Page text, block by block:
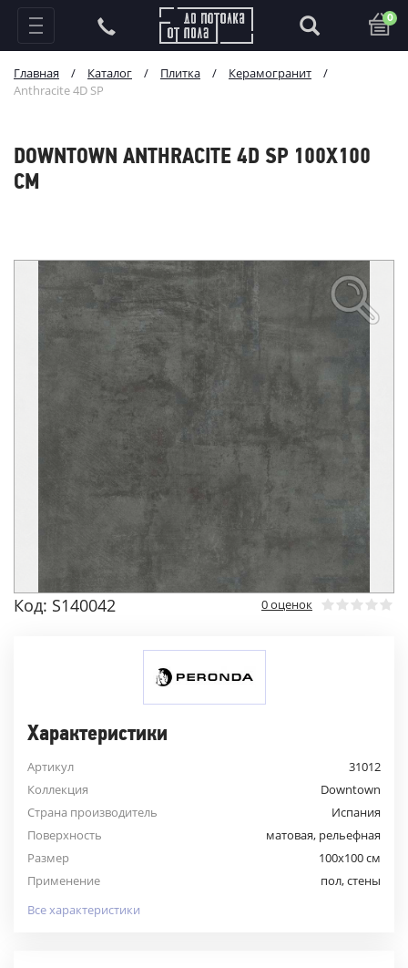
0
Главная / Каталог / Плитка / Керамогранит
/
Anthracite 4D SP
DOWNTOWN ANTHRACITE 4D SP 100X100
СМ
Код: S140042 0 оценок
Характеристики
Артикул
31012
Коллекция
Downtown
Страна производитель
Испания
Поверхность
матовая, рельефная
Размер
100x100 см
Применение
пол, стены
Все характеристики